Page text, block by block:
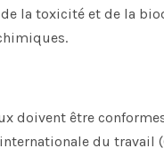
de la toxicité et de la
doivent être
du travail